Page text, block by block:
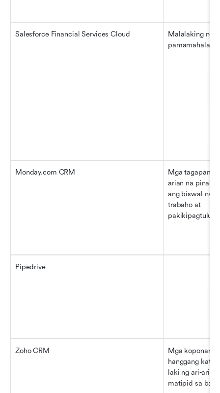
Salesforce Financial Services Cloud
Malalaking
pamamahala
Monday.com CRM
Mga
arian na
ang biswal na
trabaho at
Pipedrive
Zoho CRM
Mga koponan
hanggang
laki ng ari-arian
matipid sa